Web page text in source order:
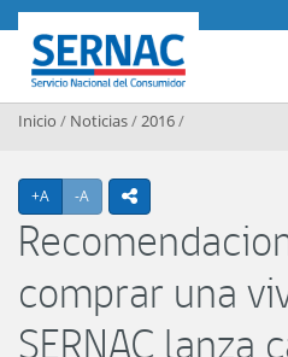
Contenido principal
SERNAC
Inicio / Noticias/2016/
+A Agrandar texto
-A Achicar textoicono
comprar una
SERNAC lanza